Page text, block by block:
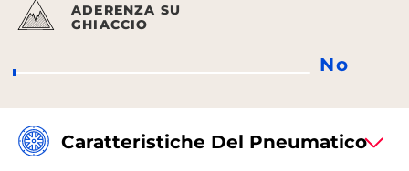
ADERENZA SU
GHIACCIO
No
Caratteristiche Del Pneumatico